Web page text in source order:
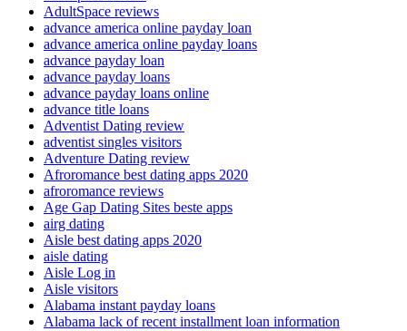
AdultSpace reviews
advance america online payday loan
advance america online payday loans
advance payday loan
advance payday loans
advance payday loans online
advance title loans
Adventist Dating review
adventist singles visitors
Adventure Dating review
Afroromance best dating apps 2020
afroromance reviews
Age Gap Dating Sites beste apps
airg dating
Aisle best dating apps 2020
aisle dating
Aisle Log in
Aisle visitors
Alabama instant payday loans
Alabama lack of recent installment loan information